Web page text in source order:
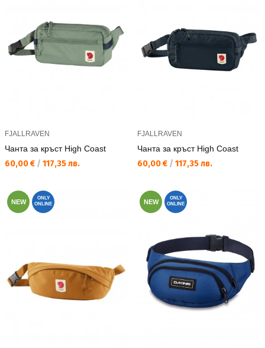
FJALLRAVEN
Чанта за кръст High Coast
Текуща цена:
60,00 € / 117,35 лв.
FJALLRAVEN
Чанта за кръст High Coast
Текуща цена:
60,00 € / 117,35 лв.
NEW
ONLY
ONLINE
NEW
ONLY
ONLINE